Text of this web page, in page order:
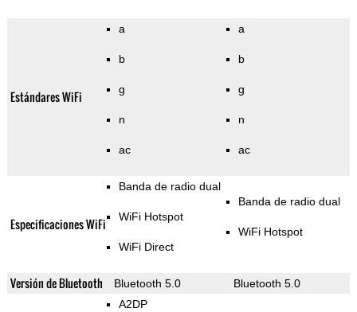
Estándares WiFi
a
b
g
n
ac
a
b
g
n
ac
Especificaciones WiFi
Banda de radio dual
WiFi Hotspot
WiFi Direct
Banda de radio dual
WiFi Hotspot
Versión de Bluetooth Bluetooth 5.0 Bluetooth 5.0
A2DP